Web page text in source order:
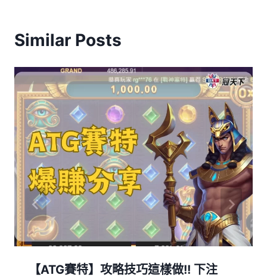
Similar Posts
【ATG賽特】攻略技巧這樣做!! 下注